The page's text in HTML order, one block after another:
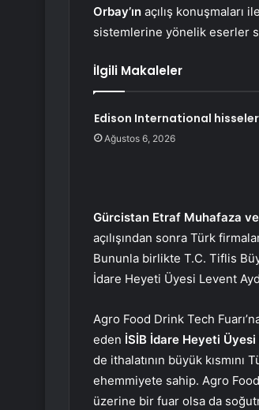
Orbay’ın açılış konuşmaları
sistemlerine yönelik eserler
İlgili Makaleler
Edison International
Ağustos 6, 2026
Gürcistan Etraf Muhafaza ve
açılışından sonra Türk
Bununla birlikte T.C. Tiflis
İdare Heyeti Üyesi Levent
Agro Food Drink Tech
eden İSİB İdare Heyeti Üyesi
de ithalatının büyük
ehemmiyete sahip. Agro
üzerine bir fuar olsa da